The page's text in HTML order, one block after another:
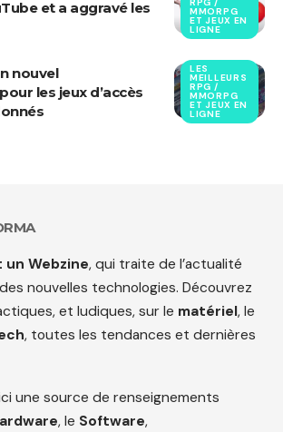
MMORPG
ET JEUX EN
LIGNE
et a aggravé les
LES
MEILLEURS
RPG /
MMORPG
ET JEUX EN
LIGNE
nouvel
les jeux d’accès
Webzine, qui traite de l’actualité
nouvelles technologies. Découvrez
et ludiques, sur le matériel, le
, toutes les tendances et dernières
une source de renseignements
, le Software,